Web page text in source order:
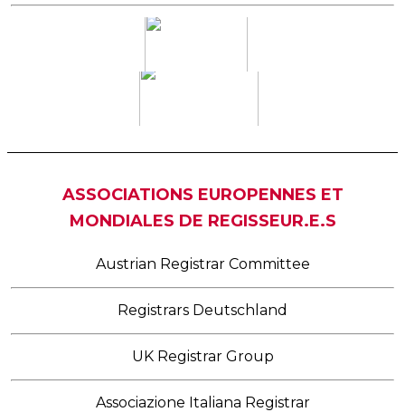
ASSOCIATIONS EUROPENNES ET
MONDIALES DE REGISSEUR.E.S
Austrian Registrar Committee
Registrars Deutschland
UK Registrar Group
Associazione Italiana Registrar